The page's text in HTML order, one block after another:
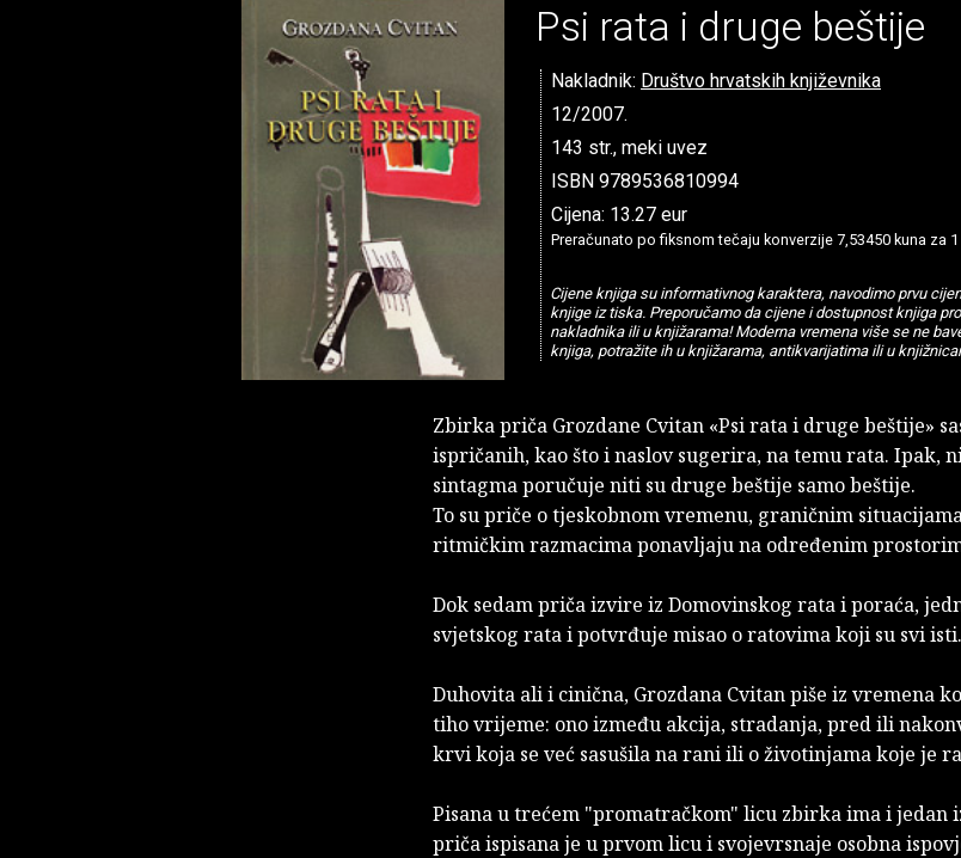
Psi rata i druge beštije
Nakladnik: Društvo hrvatskih književnika
12/2007.
143 str., meki uvez
ISBN 9789536810994
Cijena: 13.27 eur
Preračunato po fiksnom tečaju konverzije 7,53450 kuna za 1
Cijene knjiga su informativnog karaktera, navodimo prvu
knjige iz tiska. Preporučamo da cijene i dostupnost knjiga
nakladnika ili u knjižarama! Moderna vremena više se ne
knjiga, potražite ih u knjižarama, antikvarijatima ili u
Zbirka priča Grozdane Cvitan «Psi rata i druge beštije»
ispričanih, kao što i naslov sugerira, na temu rata. Ipak,
sintagma poručuje niti su druge beštije samo beštije.
To su priče o tjeskobnom vremenu, graničnim
ritmičkim razmacima ponavljaju na određenim
Dok sedam priča izvire iz Domovinskog rata i poraća,
svjetskog rata i potvrđuje misao o ratovima koji su svi isti.
Duhovita ali i cinična, Grozdana Cvitan piše iz vremena
tiho vrijeme: ono između akcija, stradanja, pred ili
krvi koja se već sasušila na rani ili o životinjama koje je
Pisana u trećem "promatračkom" licu zbirka ima i jedan
priča ispisana je u prvom licu i svojevrsnaje osobna